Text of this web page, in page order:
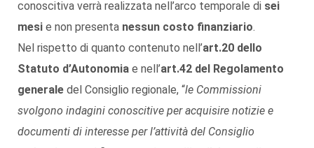
conoscitiva verrà realizzata nell’arco temporale di sei
mesi e non presenta nessun costo finanziario.
Nel rispetto di quanto contenuto nell’art.20 dello
Statuto d’Autonomia e nell’art.42 del Regolamento
generale del Consiglio regionale, “le Commissioni
svolgono indagini conoscitive per acquisire notizie e
documenti di interesse per l’attività del Consiglio